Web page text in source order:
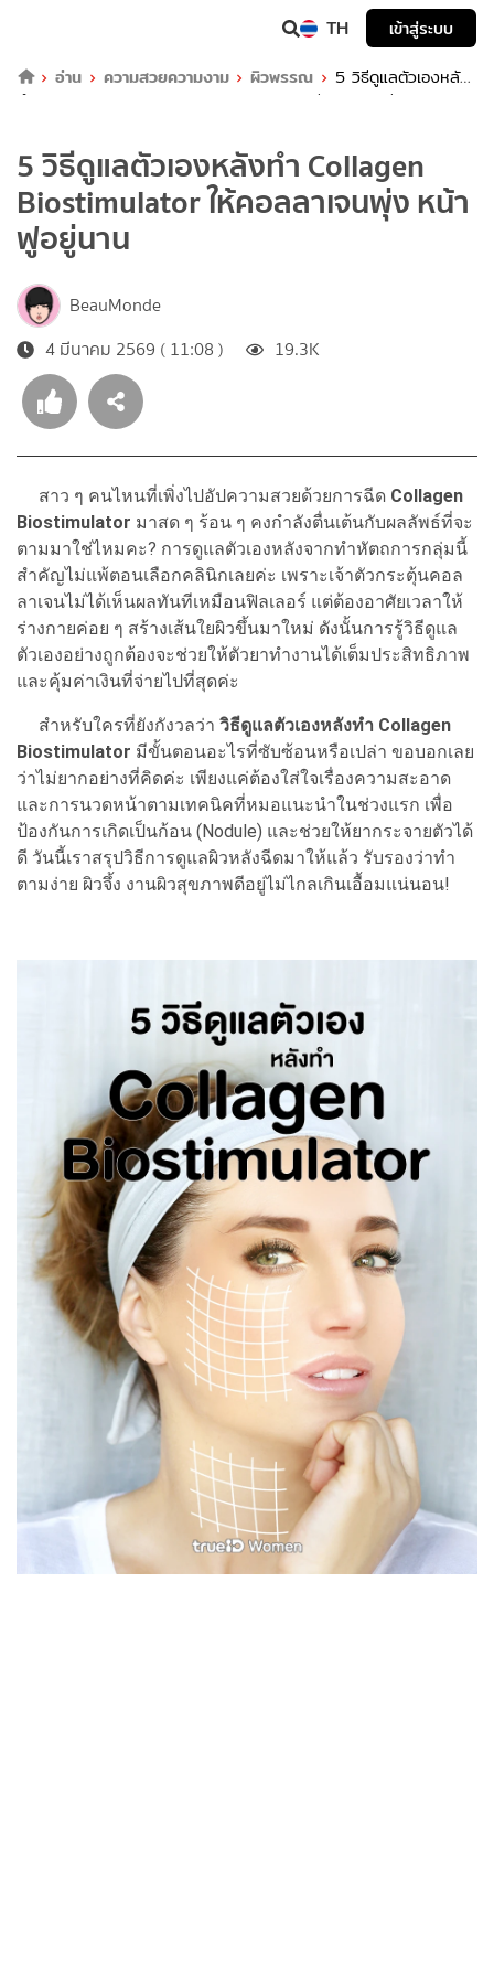
TH
เข้าสู่ระบบ
อ่าน
ความสวยความงาม ผิวพรรณ
5 วิธีดูแลตัวเองหลัง
ทำ Collagen Biostimulator ให้คอลลาเจนพุ่ง หน้าฟูอยู่นาน
5 วิธีดูแลตัวเองหลังทำ Collagen
Biostimulator ให้คอลลาเจนพุ่ง หน้า
ฟูอยู่นาน
BeauMonde
4 มีนาคม 2569 ( 11:08 )
19.3K
สาว ๆ คนไหนที่เพิ่งไปอัปความสวยด้วยการฉีด Collagen
Biostimulator มาสด ๆ ร้อน ๆ คงกำลังตื่นเต้นกับผลลัพธ์ที่จะ
ตามมาใช่ไหมคะ? การดูแลตัวเองหลังจากทำหัตถการกลุ่มนี้
สำคัญไม่แพ้ตอนเลือกคลินิกเลยค่ะ เพราะเจ้าตัวกระตุ้นคอล
ลาเจนไม่ได้เห็นผลทันทีเหมือนฟิลเลอร์ แต่ต้องอาศัยเวลาให้
ร่างกายค่อย ๆ สร้างเส้นใยผิวขึ้นมาใหม่ ดังนั้นการรู้วิธีดูแล
ตัวเองอย่างถูกต้องจะช่วยให้ตัวยาทำงานได้เต็มประสิทธิภาพ
และคุ้มค่าเงินที่จ่ายไปที่สุดค่ะ
สำหรับใครที่ยังกังวลว่า วิธีดูแลตัวเองหลังทำ Collagen
Biostimulator มีขั้นตอนอะไรที่ซับซ้อนหรือเปล่า ขอบอกเลย
ว่าไม่ยากอย่างที่คิดค่ะ เพียงแค่ต้องใส่ใจเรื่องความสะอาด
และการนวดหน้าตามเทคนิคที่หมอแนะนำในช่วงแรก เพื่อ
ป้องกันการเกิดเป็นก้อน (Nodule) และช่วยให้ยากระจายตัวได้
ดี วันนี้เราสรุปวิธีการดูแลผิวหลังฉีดมาให้แล้ว รับรองว่าทำ
ตามง่าย ผิวจึ้ง งานผิวสุขภาพดีอยู่ไม่ไกลเกินเอื้อมแน่นอน!